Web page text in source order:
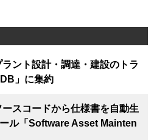
ント設計・調達・建設のトラ
」に集約
スコードから仕様書を自動生
ル「Software Asset Mainten